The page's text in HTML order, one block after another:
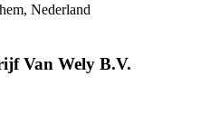
Nederland
Van Wely B.V.